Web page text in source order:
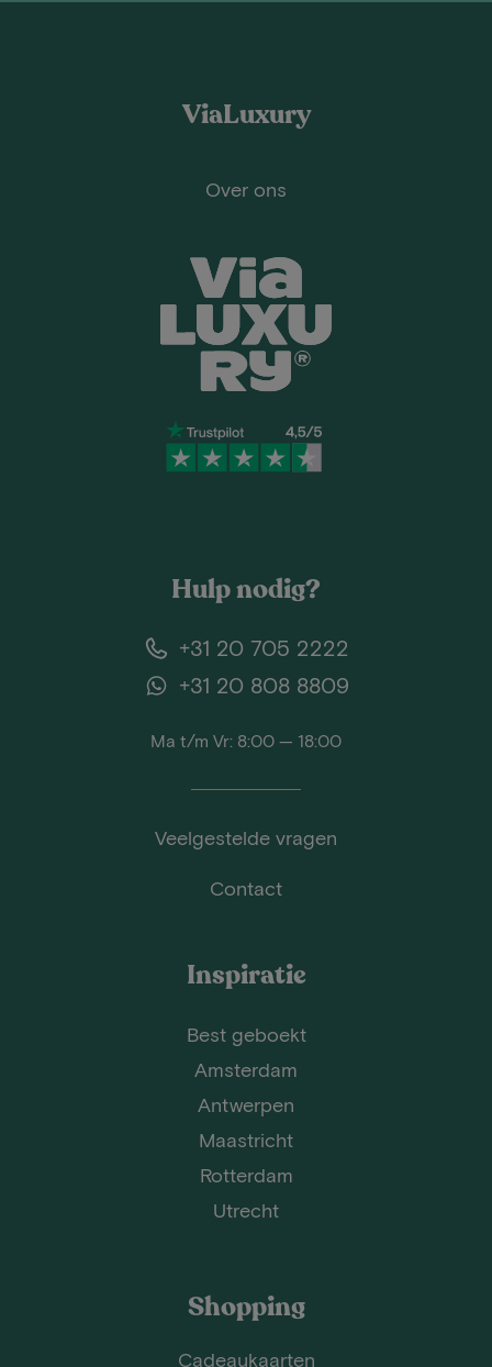
ViaLuxury
Over ons
Hulp nodig?
+31 20 705 2222
+31 20 808 8809
Ma t/m Vr: 8:00 — 18:00
Veelgestelde vragen
Contact
Inspiratie
Best geboekt
Amsterdam
Antwerpen
Maastricht
Rotterdam
Utrecht
Shopping
Cadeaukaarten